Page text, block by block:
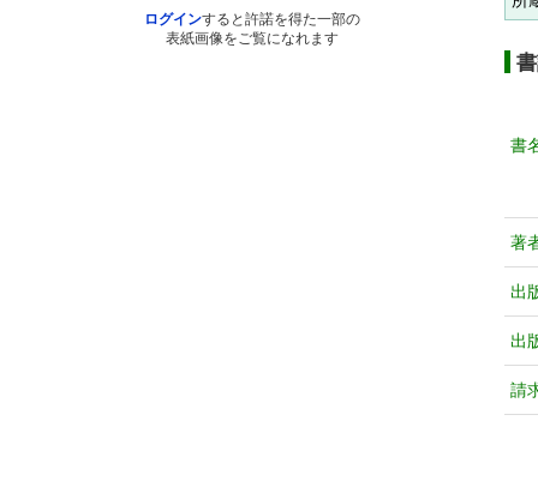
ログインすると許諾を得た一部の
表紙画像をご覧になれます
書
著
出
出
請